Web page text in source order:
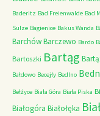
Baderitz Bad Freienwalde Bad
Sulze Bagienice Bakus Wanda
BarchówBarczewo Bardo
Bartoszki Bartąg
Bałdowo Becejły Bedlno
Bełżyce Biała Góra Biała Piska
Białogóra Białołęka